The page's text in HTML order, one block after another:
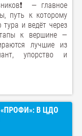
— главное
путь к которому
тура и ведёт через
к вершине —
лучшие из
упорство и
В ЦДО